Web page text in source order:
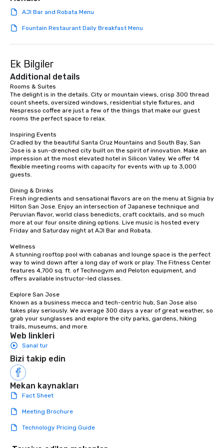
Dining When meeting planners book a
corporate group event through Lip
group is assured a top-notch dining
signature dishes at each restaurant.
Our affordable tours are priced per
person with tax and gratuities
included. The only thing not included
are drinks. However, a beverage
package upgrade is available, which
at various stops. Build Your Network
Our exclusive experiences provide the
ultimate networking opportunities. At
a typical sit-down dinner, you’re lucky
right of you. Because our tours take
place at multiple restaurants, with
walking in between, there are
countless opportunities to interact
with different people when you sit
down at each venue and as you
traverse along the way. Our
experiences not only provide more
ways to network, but a more convivial
Lip Smacking Foodie Tours is ideal for
groups, small or large. Our
experiences can accommodate
groups from as few as 1 to as many
as 500 guests, making us an ideal
Stress-Free Booking Process Booking
a tour is stress-free and allows you to
enjoy the company of your guests
more easily. You’ll take comfort
of from the moment the tour is
booked to the minute it concludes.
have nothing to worry about. Just
AJI Bar and Robata Menu
Fountain Restaurant Daily Breakfast Menu
Ek Bilgiler
Additional details
Rooms & Suites
The delight is in the details. City or mountain views, crisp 300 thread
count sheets, oversized windows, residential style fixtures, and
Nespresso coffee are just a few of the things that make our guest
rooms the perfect space to relax.
Inspiring Events
Cradled by the beautiful Santa Cruz Mountains and South Bay, San
Jose is a sun-drenched city built on the spirit of innovation. Make an
impression at the most elevated hotel in Silicon Valley. We offer 14
flexible meeting rooms with capacity for events with up to 3,000
guests.
Dining & Drinks
Fresh ingredients and sensational flavors are on the menu at Signia by
Hilton San Jose. Enjoy an intersection of Japanese technique and
Peruvian flavor, world class benedicts, craft cocktails, and so much
more at our four onsite dining options. Live music is hosted every
Friday and Saturday night at AJI Bar and Robata.
Wellness
A stunning rooftop pool with cabanas and lounge space is the perfect
way to wind down after a long day of work or play. The Fitness Center
features 4,700 sq. ft. of Technogym and Peloton equipment, and
offers available instructor-led classes.
Explore San Jose
Known as a business mecca and tech-centric hub, San Jose also
takes play seriously. We average 300 days a year of great weather, so
grab your sunglasses and explore the city parks, gardens, hiking
trails, museums, and more.
Web linkleri
Sanal tur
Bizi takip edin
Mekan kaynakları
Fact Sheet
Meeting Brochure
Technology Pricing Guide